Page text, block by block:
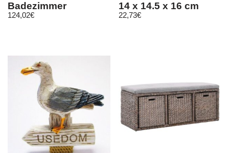
Badezimmer
Kommode Badmöbel
124,02€
14 x 14,5 x 16 cm
22,73€